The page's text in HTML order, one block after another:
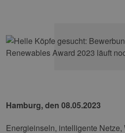
Hamburg, den 08.05.2023
Energieinseln, intelligente Netze,